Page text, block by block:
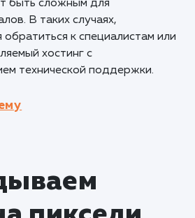
сервер и ресурсы,
загрузки страниц и
веб-приложений. Это важно
пользователей и улучшения
VPS, VDS и Dedicated
для небольших